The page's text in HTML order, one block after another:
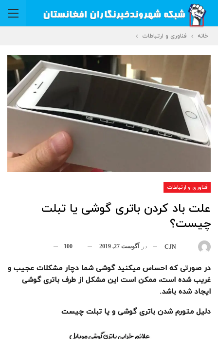
خانه فناوری و ارتباطات
فناوری و ارتباطات
علت باد کردن باتری گوشی یا تبلت
چیست؟
CJN در آگوست 27, 2019 100
در صورتی که احساس میکنید گوشی شما دچار مشکلات عجیب و
غریب شده است، ممکن است این مشکل از طرف باتری گوشی
ایجاد شده باشد.
دلیل متورم شدن باتری گوشی و یا تبلت چیست